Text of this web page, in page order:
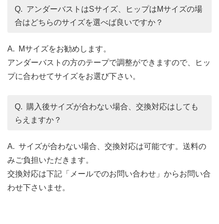
Q. アンダーバストはSサイズ、ヒップはMサイズの場
合はどちらのサイズを選べば良いですか？
A. Mサイズをお勧めします。
アンダーバストの方のテープで調整ができますので、ヒッ
プに合わせてサイズをお選び下さい。
Q. 購入後サイズが合わない場合、交換対応はしても
らえますか？
A. サイズが合わない場合、交換対応は可能です。送料の
みご負担いただきます。
交換対応は下記「メールでのお問い合わせ」からお問い合
わせ下さいませ。